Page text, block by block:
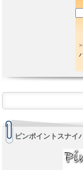
ピンポイントスナイ